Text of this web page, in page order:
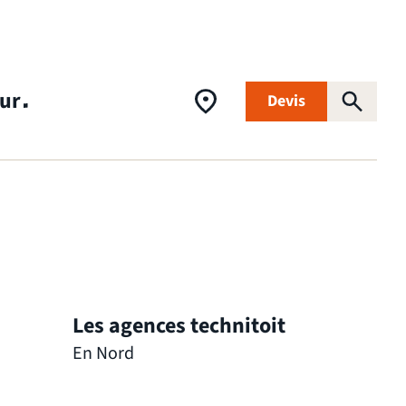
Devis
Les agences technitoit
En Nord